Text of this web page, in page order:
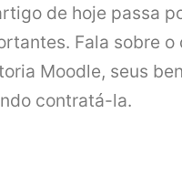
de hoje passa
Fala sobre o
Moodle, seus
contratá-la.